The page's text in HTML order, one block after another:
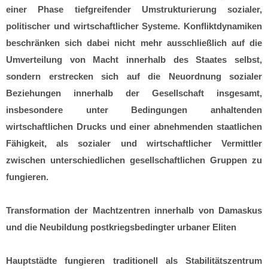
einer Phase tiefgreifender Umstrukturierung sozialer,
politischer und wirtschaftlicher Systeme. Konfliktdynamiken
beschränken sich dabei nicht mehr ausschließlich auf die
Umverteilung von Macht innerhalb des Staates selbst,
sondern erstrecken sich auf die Neuordnung sozialer
Beziehungen innerhalb der Gesellschaft insgesamt,
insbesondere unter Bedingungen anhaltenden
wirtschaftlichen Drucks und einer abnehmenden staatlichen
Fähigkeit, als sozialer und wirtschaftlicher Vermittler
zwischen unterschiedlichen gesellschaftlichen Gruppen zu
fungieren.
Transformation der Machtzentren innerhalb von Damaskus
und die Neubildung postkriegsbedingter urbaner Eliten
Hauptstädte fungieren traditionell als Stabilitätszentrum